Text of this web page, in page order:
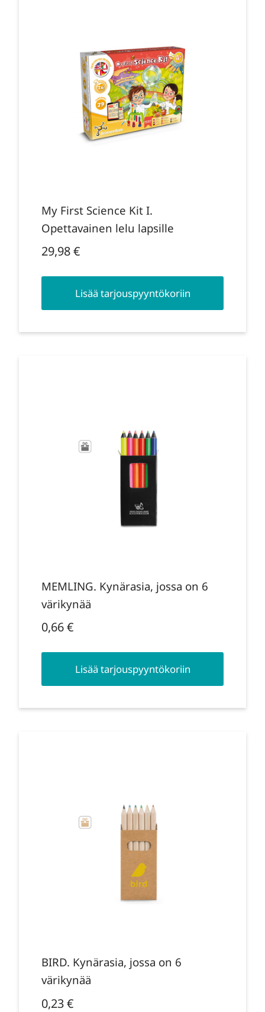
My First Science Kit I.
Opettavainen lelu lapsille
29,98€
Lisää tarjouspyyntökoriin
MEMLING. Kynärasia, jossa on 6
värikynää
0,66€
Lisää tarjouspyyntökoriin
BIRD. Kynärasia, jossa on 6
värikynää
0,23€